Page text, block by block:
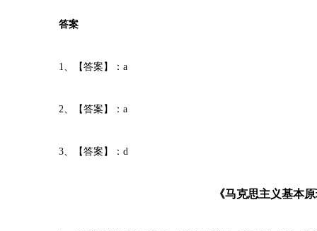
答案
1、【答案】：a
2、【答案】：a
3、【答案】：d
《马克思主义基本原